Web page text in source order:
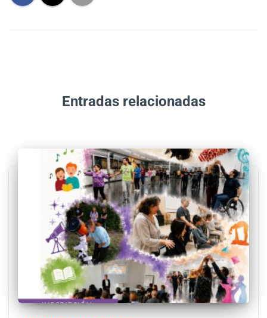
Entradas relacionadas